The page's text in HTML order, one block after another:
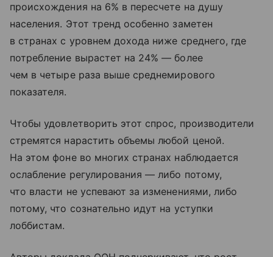
происхождения на 6% в пересчете на душу
населения. Этот тренд особенно заметен
в странах с уровнем дохода ниже среднего, где
потребление вырастет на 24% — более
чем в четыре раза выше среднемирового
показателя.
Чтобы удовлетворить этот спрос, производители
стремятся нарастить объемы любой ценой.
На этом фоне во многих странах наблюдается
ослабление регулирования — либо потому,
что власти не успевают за изменениями, либо
потому, что сознательно идут на уступки
лоббистам.